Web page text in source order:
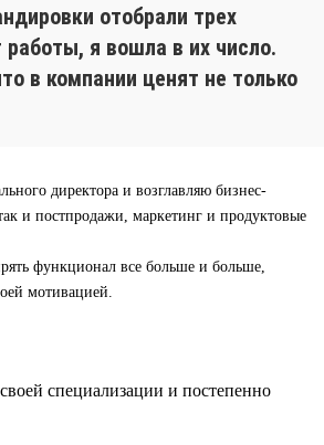
отобрали трех
я вошла в их число.
в компании ценят не только
директора и возглавляю бизнес-
и постпродажи, маркетинг и продуктовые
функционал все больше и больше,
мотивацией.
специализации и постепенно